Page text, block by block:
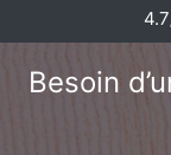
Besoin